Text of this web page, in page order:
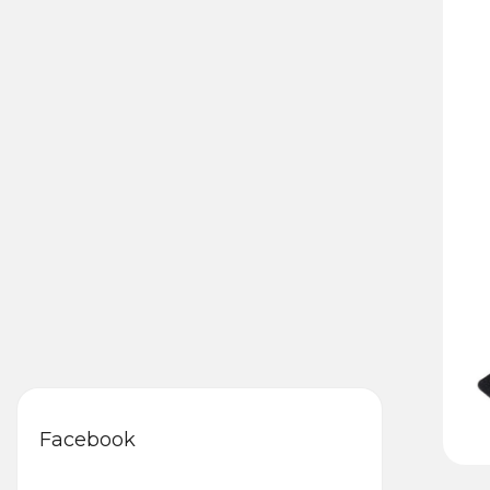
Facebook